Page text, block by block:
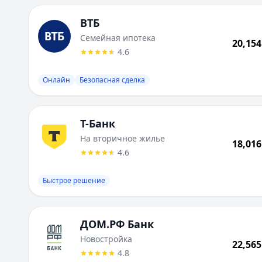
Первоначальный взнос от:20.1%
Онлайн, Безопасная сделка
Совкомбанк:Новостройка
Сумма до:50 000 000₽
Быстрое решение
ВТБ
Семейная ипотека
4.6
Онлайн Безопасная сделка
Т-Банк
На вторичное жилье
4.6
Быстрое решение
ДОМ.РФ Банк
Новостройка
4.8